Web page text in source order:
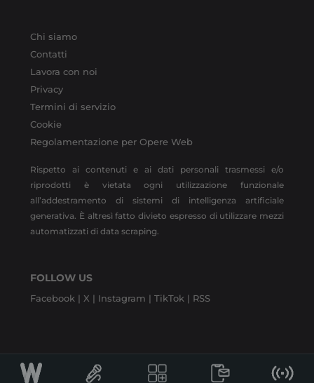
Chi siamo
Contatti
Lavora con noi
Privacy
Termini di servizio
Cookie
Regolamentazione per Opere Web
Rispetto ai contenuti e ai dati personali trasmessi e/o
riprodotti è vietata ogni utilizzazione funzionale
all’addestramento di sistemi di intelligenza artificiale
generativa. È altresì fatto divieto espresso di utilizzare mezzi
automatizzati di data scraping.
FOLLOW US
Facebook | X | Instagram | TikTok | RSS